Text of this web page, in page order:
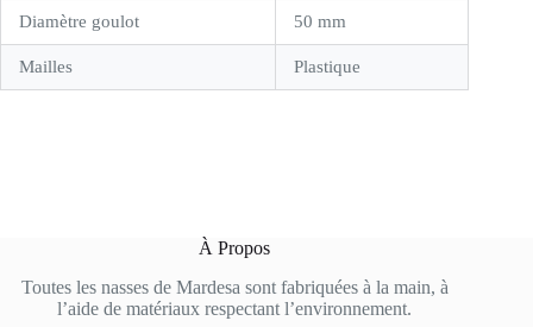
Diamètre goulot 50 mm
Mailles Plastique
À Propos
Toutes les nasses de Mardesa sont fabriquées à la main, à
l’aide de matériaux respectant l’environnement.